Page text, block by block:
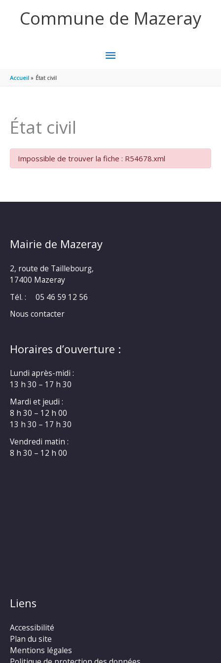
Commune de Mazeray
MENU
Accueil État civil
État civil
Impossible de trouver la fiche : R54678.xml
Mairie de Mazeray
2, route de Taillebourg,
17400 Mazeray
Tél. :
05 46 59 12 56
Nous contacter
Horaires d’ouverture :
Lundi après-midi :
13 h 30 – 17 h 30
Mardi et jeudi :
8 h 30 – 12 h 00
13 h 30 – 17 h 30
Vendredi matin :
8 h 30 – 12 h 00
Liens
Accessibilité
Plan du site
Mentions légales